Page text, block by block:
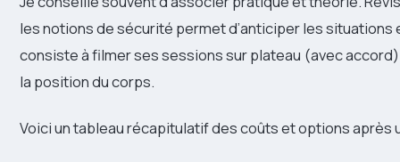
les notions de sécurité permet d’anticiper les
consiste à filmer ses sessions sur plateau (avec
la position du corps.
Voici un tableau récapitulatif des coûts et options après